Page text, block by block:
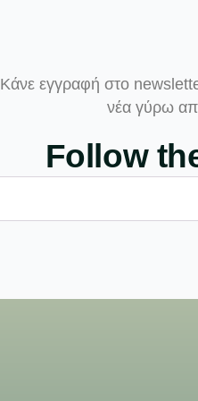
Κάνε εγγραφή στο
νέα γύρω
Follow